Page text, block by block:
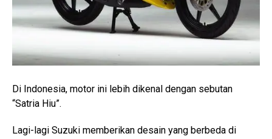
Di Indonesia, motor ini lebih dikenal dengan sebutan
“Satria Hiu”.
Lagi-lagi Suzuki memberikan desain yang berbeda di